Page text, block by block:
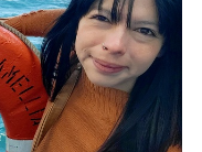
elle m'a
est
présente, et
y trouve aussi